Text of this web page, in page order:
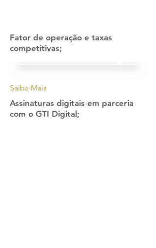
Fator de operação e taxas
competitivas;
Assinaturas digitais em parceria
com o GTI Digital;
Saiba Mais